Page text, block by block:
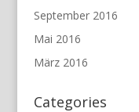
September 2016
Mai 2016
März 2016
Categories